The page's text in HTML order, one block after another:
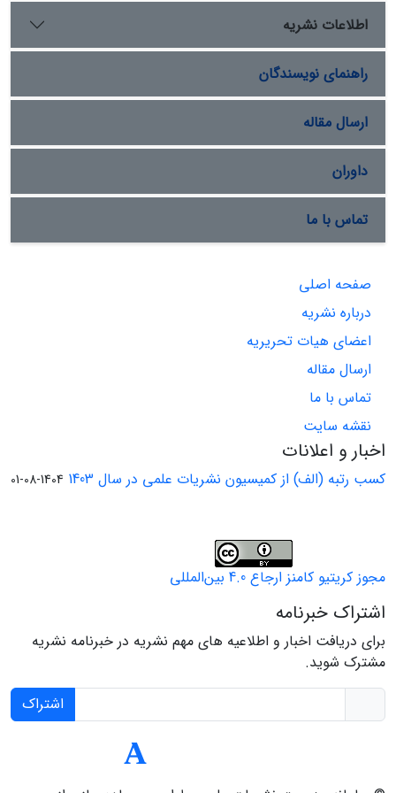
اطلاعات نشریه
راهنمای نویسندگان
ارسال مقاله
داوران
تماس با ما
صفحه اصلی
درباره نشریه
اعضای هیات تحریریه
ارسال مقاله
تماس با ما
نقشه سایت
اخبار و اعلانات
کسب رتبه (الف) از کمیسیون نشریات علمی در سال 1403 1404-08-01
مجوز کریتیو کامنز ارجاع 4.0 بین‌المللی
اشتراک خبرنامه
برای دریافت اخبار و اطلاعیه های مهم نشریه در خبرنامه نشریه
مشترک شوید.
اشتراک